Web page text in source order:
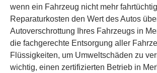
wenn ein Fahrzeug nicht mehr
Reparaturkosten den Wert des Autos
Autoverschrottung Ihres Fahrzeugs in
die fachgerechte Entsorgung aller
Flüssigkeiten, um Umweltschäden zu
wichtig, einen zertifizierten Betrieb in